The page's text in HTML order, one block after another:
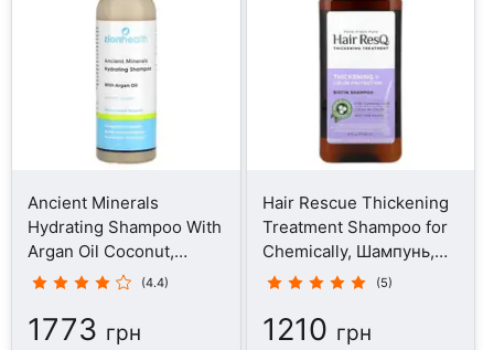
Ancient Minerals
Hydrating Shampoo With
Argan Oil Coconut,
Шампунь, 473 мл
(4.4)
1773 грн
Hair Rescue Thickening
Treatment Shampoo for
Chemically, Шампунь,
355 мл
(5)
1210 грн